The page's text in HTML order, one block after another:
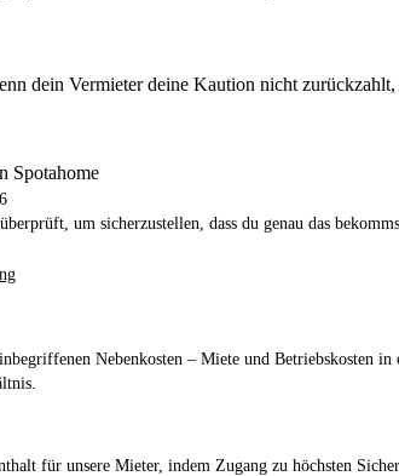
dein Vermieter deine Kaution nicht
Spotahome
um sicherzustellen, dass du genau das
Nebenkosten – Miete und Betriebskosten
für unsere Mieter, indem Zugang zu höchsten